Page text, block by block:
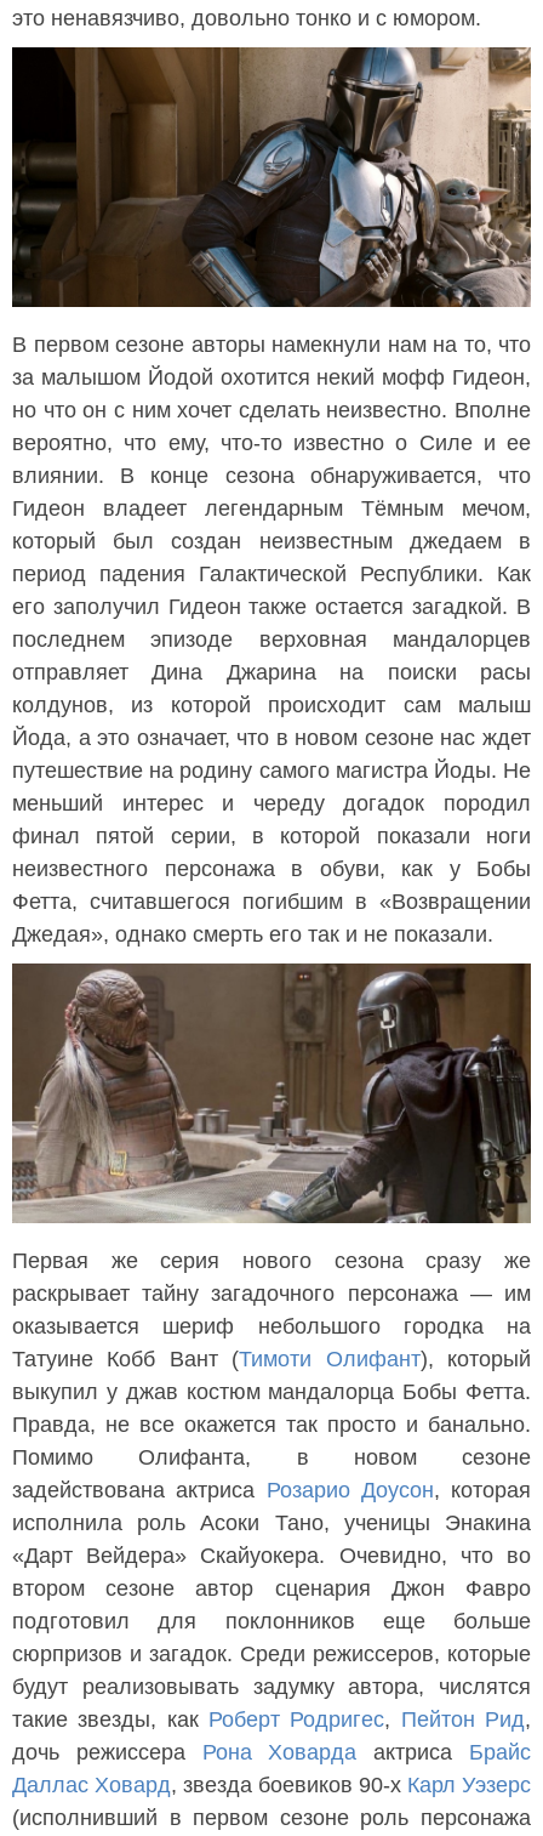
это ненавязчиво, довольно тонко и с юмором.
В первом сезоне авторы намекнули нам на то, что
за малышом Йодой охотится некий мофф Гидеон,
но что он с ним хочет сделать неизвестно. Вполне
вероятно, что ему, что-то известно о Силе и ее
влиянии. В конце сезона обнаруживается, что
Гидеон владеет легендарным Тёмным мечом,
который был создан неизвестным джедаем в
период падения Галактической Республики. Как
его заполучил Гидеон также остается загадкой. В
последнем эпизоде верховная мандалорцев
отправляет Дина Джарина на поиски расы
колдунов, из которой происходит сам малыш
Йода, а это означает, что в новом сезоне нас ждет
путешествие на родину самого магистра Йоды. Не
меньший интерес и череду догадок породил
финал пятой серии, в которой показали ноги
неизвестного персонажа в обуви, как у Бобы
Фетта, считавшегося погибшим в «Возвращении
Джедая», однако смерть его так и не показали.
Первая же серия нового сезона сразу же
раскрывает тайну загадочного персонажа — им
оказывается шериф небольшого городка на
Татуине Кобб Вант (Тимоти Олифант), который
выкупил у джав костюм мандалорца Бобы Фетта.
Правда, не все окажется так просто и банально.
Помимо Олифанта, в новом сезоне
задействована актриса Розарио Доусон, которая
исполнила роль Асоки Тано, ученицы Энакина
«Дарт Вейдера» Скайуокера. Очевидно, что во
втором сезоне автор сценария Джон Фавро
подготовил для поклонников еще больше
сюрпризов и загадок. Среди режиссеров, которые
будут реализовывать задумку автора, числятся
такие звезды, как Роберт Родригес, Пейтон Рид,
дочь режиссера Рона Ховарда актриса Брайс
Даллас Ховард, звезда боевиков 90-х Карл Уэзерс
(исполнивший в первом сезоне роль персонажа